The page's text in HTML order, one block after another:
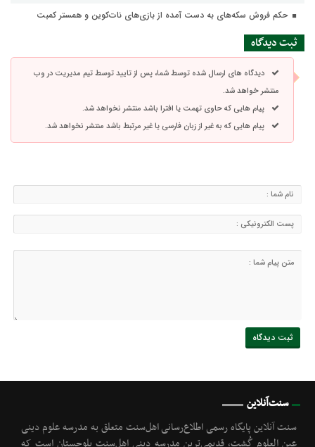
حکم فروش سکه‌هاى به دست آمده از بازى‌هاى نات‌کوين و همستر کمبت
ثبت دیدگاه
دیدگاه های ارسال شده توسط شما، پس از تایید توسط تیم مدیریت در وب
منتشر خواهد شد.
پیام هایی که حاوی تهمت یا افترا باشد منتشر نخواهد شد.
پیام هایی که به غیر از زبان فارسی یا غیر مرتبط باشد منتشر نخواهد شد.
سنت‌آنلاین
سنت آنلاین پایگاه رسمی اطلاع‌رسانی اهل‌سنت متعلق به مدرسه علوم دینی